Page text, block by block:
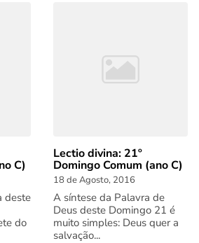
C)
deste
do
Lectio divina: 21º
Domingo Comum (ano C)
18 de Agosto, 2016
A síntese da Palavra de
Deus deste Domingo 21 é
muito simples: Deus quer a
salvação...